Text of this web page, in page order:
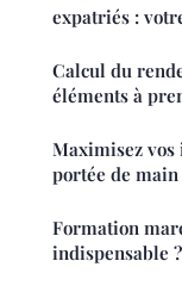
expatriés :
Calcul du
éléments à
Maximisez
portée de main
Formation
indispensable ?